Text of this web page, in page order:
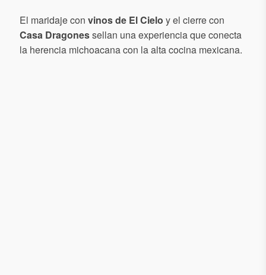
El maridaje con vinos de El Cielo y el cierre con
Casa Dragonessellan una experiencia que conecta
la herencia michoacana con la alta cocina mexicana.